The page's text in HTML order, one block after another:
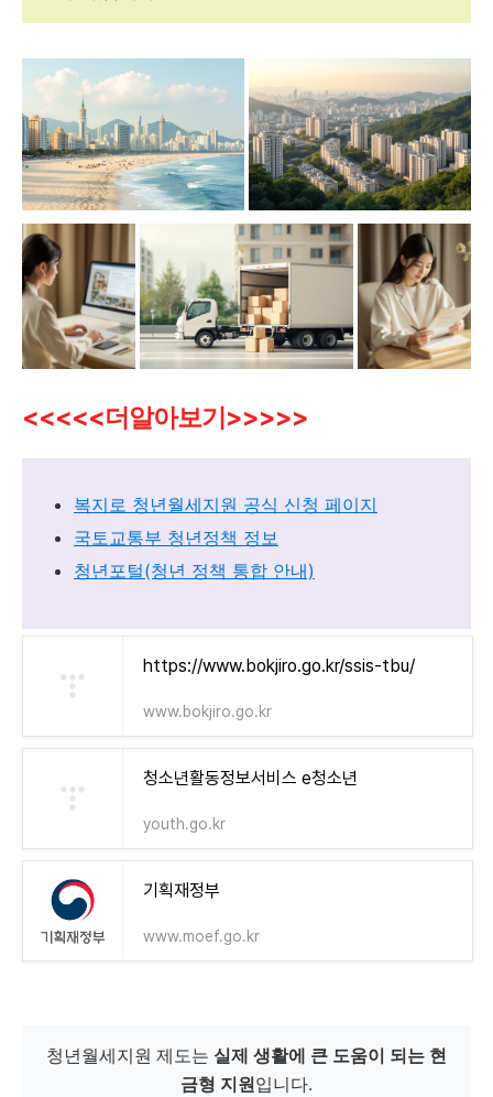
<<<<<더알아보기>>>>>
복지로 청년월세지원 공식 신청 페이지
국토교통부 청년정책 정보
청년포털(청년 정책 통합 안내)
https://www.bokjiro.go.kr/ssis-tbu/
www.bokjiro.go.kr
청소년활동정보서비스 e청소년
youth.go.kr
기획재정부
www.moef.go.kr
청년월세지원 제도는 실제 생활에 큰 도움이 되는 현
금형 지원입니다.